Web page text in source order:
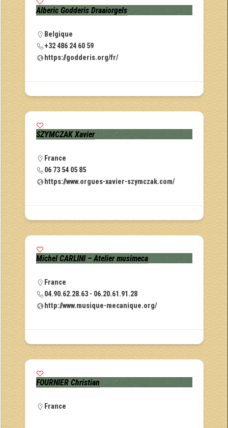
Alberic Godderis Draaiorgels
Belgique
+32 486 24 60 59
https://godderis.org/fr/
SZYMCZAK Xavier
France
06 73 54 05 85
https://www.orgues-xavier-szymczak.com/
Michel CARLINI – Atelier musimeca
France
04.90.62.28.63 - 06.20.61.91.28
http://www.musique-mecanique.org/
FOURNIER Christian
France